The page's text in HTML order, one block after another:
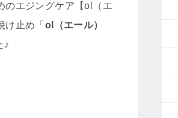
のエジングケア【ol（エ
止め「 ol（エール）
♪